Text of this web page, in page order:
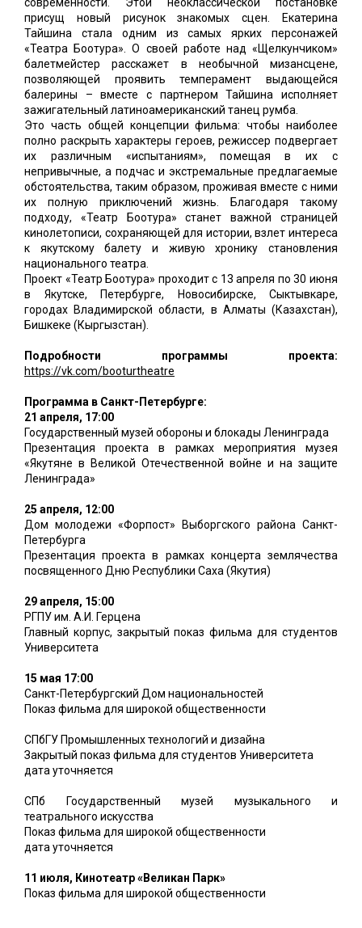
присущ новый рисунок знакомых сцен. Екатерина
Тайшина стала одним из самых ярких персонажей
«Театра Боотура». О своей работе над «Щелкунчиком»
балетмейстер расскажет в необычной мизансцене,
позволяющей проявить темперамент выдающейся
балерины – вместе с партнером Тайшина исполняет
зажигательный латиноамериканский танец румба.
Это часть общей концепции фильма: чтобы наиболее
полно раскрыть характеры героев, режиссер подвергает
их различным «испытаниям», помещая в их с
непривычные, а подчас и экстремальные предлагаемые
обстоятельства, таким образом, проживая вместе с ними
их полную приключений жизнь. Благодаря такому
подходу, «Театр Боотура» станет важной страницей
кинолетописи, сохраняющей для истории, взлет интереса
к якутскому балету и живую хронику становления
национального театра.
Проект «Театр Боотура» проходит с 13 апреля по 30 июня
в Якутске, Петербурге, Новосибирске, Сыктывкаре,
городах Владимирской области, в Алматы (Казахстан),
Бишкеке (Кыргызстан).
Подробности программы проекта:
https://vk.com/booturtheatre
Программа в Санкт-Петербурге:
21 апреля, 17:00
Государственный музей обороны и блокады Ленинграда
Презентация проекта в рамках мероприятия музея
«Якутяне в Великой Отечественной войне и на защите
Ленинграда»
25 апреля, 12:00
Дом молодежи «Форпост» Выборгского района Санкт-
Петербурга
Презентация проекта в рамках концерта землячества
посвященного Дню Республики Саха (Якутия)
29 апреля, 15:00
РГПУ им. А.И. Герцена
Главный корпус, закрытый показ фильма для студентов
Университета
15 мая 17:00
Санкт-Петербургский Дом национальностей
Показ фильма для широкой общественности
СПбГУ Промышленных технологий и дизайна
Закрытый показ фильма для студентов Университета
дата уточняется
СПб Государственный музей музыкального и
театрального искусства
Показ фильма для широкой общественности
дата уточняется
11 июля, Кинотеатр «Великан Парк»
Показ фильма для широкой общественности